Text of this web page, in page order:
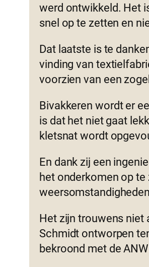
werd ontwikkeld. Het
snel op te zetten en
Dat laatste is te
vinding van
voorzien van een
Bivakkeren wordt er
is dat het niet gaat
kletsnat wordt
En dank zij een
het onderkomen op
Het zijn trouwens niet
Schmidt ontworpen
bekroond met de